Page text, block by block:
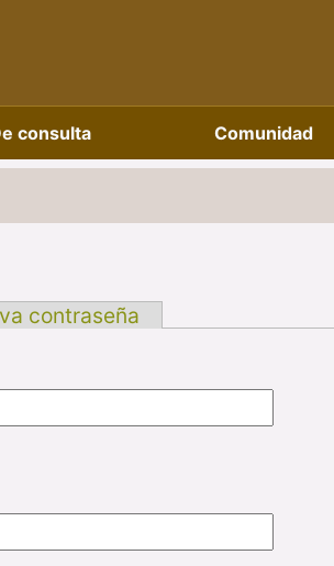
consulta Comunidad
contraseña